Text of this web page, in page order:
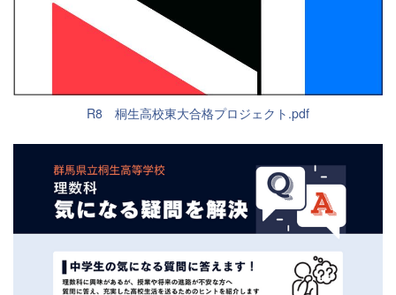
R8 桐生高校東大合格プロジェクト.pdf